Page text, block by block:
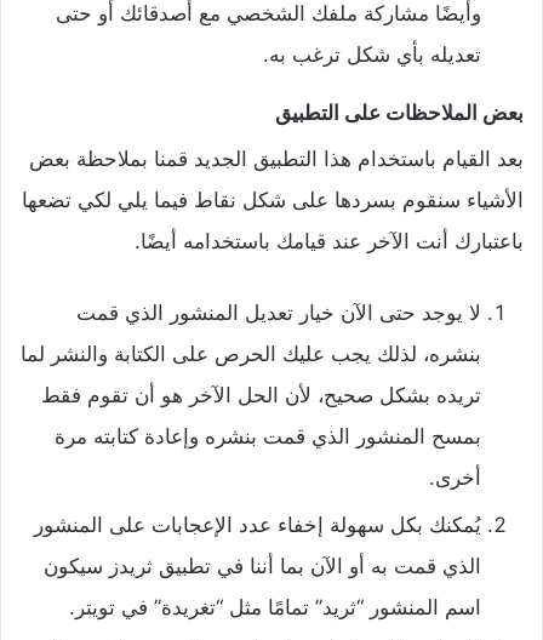
وأيضًا مشاركة ملفك الشخصي مع أصدقائك أو حتى
تعديله بأي شكل ترغب به.
بعض الملاحظات على التطبيق
بعد القيام باستخدام هذا التطبيق الجديد قمنا بملاحظة بعض
الأشياء سنقوم بسردها على شكل نقاط فيما يلي لكي تضعها
باعتبارك أنت الآخر عند قيامك باستخدامه أيضًا.
لا يوجد حتى الآن خيار تعديل المنشور الذي قمت
بنشره، لذلك يجب عليك الحرص على الكتابة والنشر لما
تريده بشكل صحيح، لأن الحل الآخر هو أن تقوم فقط
بمسح المنشور الذي قمت بنشره وإعادة كتابته مرة
أخرى.
يُمكنك بكل سهولة إخفاء عدد الإعجابات على المنشور
الذي قمت به أو الآن بما أننا في تطبيق ثريدز سيكون
اسم المنشور “ثريد” تمامًا مثل “تغريدة” في تويتر.